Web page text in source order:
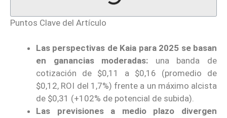
Puntos Clave del Artículo
Las perspectivas de Kaia para 2025 se basan
en ganancias moderadas: una banda de
cotización de $0,11 a $0,16 (promedio de
$0,12, ROI del 1,7%) frente a un máximo alcista
de $0,31 (+102% de potencial de subida).
Las previsiones a medio plazo divergen